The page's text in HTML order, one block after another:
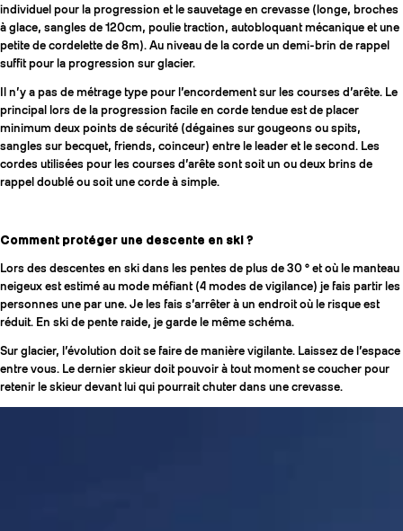
individuel pour la progression et le sauvetage en crevasse (longe, broches
à glace, sangles de 120cm, poulie traction, autobloquant mécanique et une
petite de cordelette de 8m). Au niveau de la corde un demi-brin de rappel
suffit pour la progression sur glacier.
Il n’y a pas de métrage type pour l’encordement sur les courses d’arête. Le
principal lors de la progression facile en corde tendue est de placer
minimum deux points de sécurité (dégaines sur gougeons ou spits,
sangles sur becquet, friends, coinceur) entre le leader et le second. Les
cordes utilisées pour les courses d’arête sont soit un ou deux brins de
rappel doublé ou soit une corde à simple.
Comment protéger une descente en ski ?
Lors des descentes en ski dans les pentes de plus de 30 ° et où le manteau
neigeux est estimé au mode méfiant (4 modes de vigilance) je fais partir les
personnes une par une. Je les fais s’arrêter à un endroit où le risque est
réduit. En ski de pente raide, je garde le même schéma.
Sur glacier, l’évolution doit se faire de manière vigilante. Laissez de l’espace
entre vous. Le dernier skieur doit pouvoir à tout moment se coucher pour
retenir le skieur devant lui qui pourrait chuter dans une crevasse.